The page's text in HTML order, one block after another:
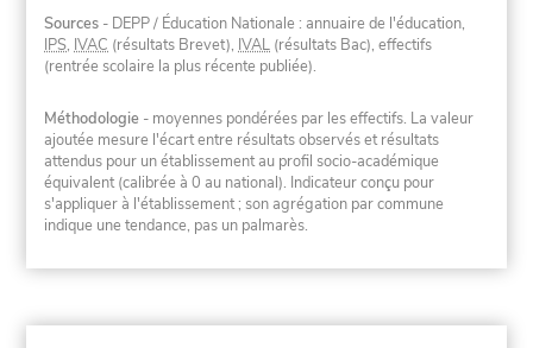
Sources - DEPP / Éducation Nationale : annuaire de l'éducation,
IPS, IVAC (résultats Brevet), IVAL (résultats Bac), effectifs
(rentrée scolaire la plus récente publiée).
Méthodologie - moyennes pondérées par les effectifs. La valeur
ajoutée mesure l'écart entre résultats observés et résultats
attendus pour un établissement au profil socio-académique
équivalent (calibrée à 0 au national). Indicateur conçu pour
s'appliquer à l'établissement ; son agrégation par commune
indique une tendance, pas un palmarès.